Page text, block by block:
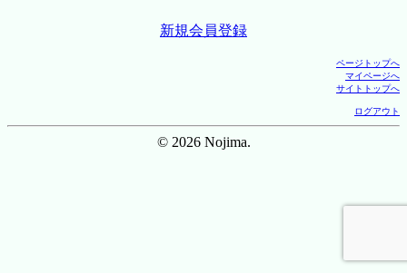
新規会員登録
ページトップへ
マイページへ
サイトトップへ
ログアウト
© 2026 Nojima.